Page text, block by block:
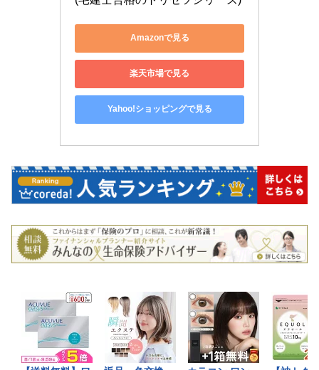
Amazonで見る
楽天市場で見る
Yahoo!ショッピングで見る